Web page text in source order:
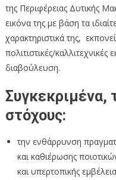
της Περιφέρειας Δυτικής
εικόνα της με βάση τα
χαρακτηριστικά της,
πολιτιστικές/καλλιτεχνικές
διαβούλευση.
Συγκεκριμένα,
στόχους:
την ενθάρρυνση
και καθιέρωσης
και υπερτοπικής